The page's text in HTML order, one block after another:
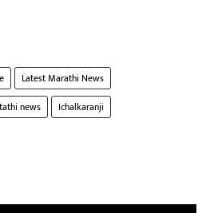
Latest Marathi News
news
Ichalkaranji